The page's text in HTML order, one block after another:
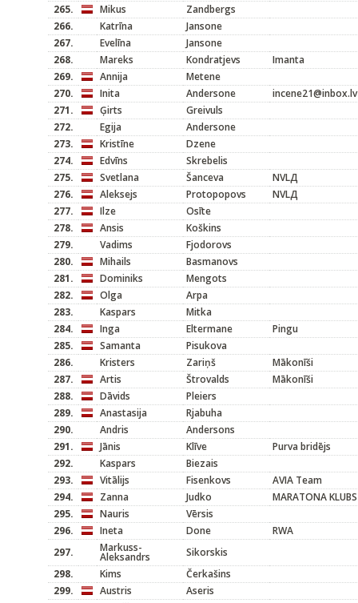
265.
Mikus
Zandbergs
266.
Katrīna
Jansone
267.
Evelīna
Jansone
268.
Mareks Kondratjevs
Imanta
269.
Annija
Metene
270.
Inita Andersone
incene21@inbox.lv
271.
Ģirts
Greivuls
272.
Egija
Andersone
273.
Kristīne
Dzene
274.
Edvīns
Skrebelis
275.
Svetlana Šanceva
NVLД
276.
Aleksejs Protopopovs
NVLД
277.
Ilze
Osīte
278.
Ansis
Koškins
279.
Vadims
Fjodorovs
280.
Mihails
Basmanovs
281.
Dominiks
Mengots
282.
Olga
Arpa
283.
Kaspars
Mitka
284.
Inga Eltermane
Pingu
285.
Samanta
Pisukova
286.
Kristers Zariņš
Mākonīši
287.
Artis Štrovalds
Mākonīši
288.
Dāvids
Pleiers
289.
Anastasija
Rjabuha
290.
Andris
Andersons
291.
Jānis Klīve
Purva bridējs
292.
Kaspars
Biezais
293.
Vitālijs Fisenkovs
AVIA Team
294.
Zanna Judko
MARATONA KLUBS
295.
Nauris
Vērsis
296.
Ineta Done
RWA
297.
Markuss-
Aleksandrs
Sikorskis
298.
Kims
Čerkašins
299.
Austris
Aseris